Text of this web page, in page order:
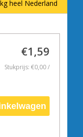
heel Nederland
€1,59
Stukprijs: €0,00 /